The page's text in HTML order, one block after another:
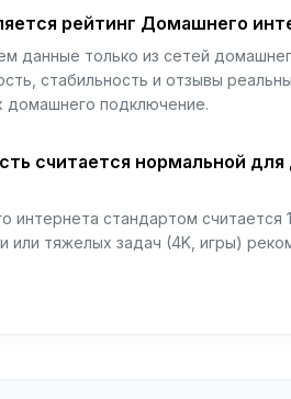
рейтинг Домашнего
данные только из сетей
стабильность и отзывы
домашнего подключение.
считается нормальной
интернета стандартом считается
или тяжелых задач (4K, игры)